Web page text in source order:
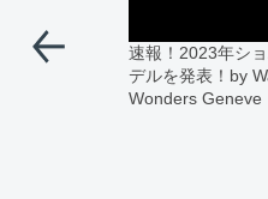
速報！2023年シ
デルを発表！by
Wonders Geneve